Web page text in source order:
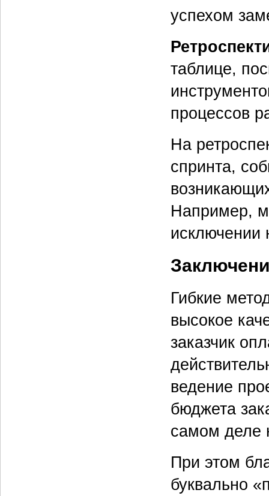
успехом
таблице,
процессов
На
спринта,
Например,
исключении
Гибкие
высокое
заказчик
ведение
бюджета
самом деле
При этом
буквально